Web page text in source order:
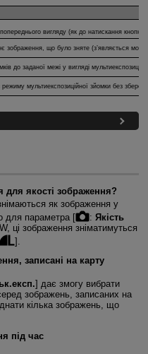
вигляду (як до натискання кнопки
зображення, що було зняте (з’являється
до заданої межі у вигляді
мультиекспозиційної зйомки без
для якості зображення?
як зображення у
для параметра [ : Якість
ці зображення зніматимуться
].
записані на карту
] дає змогу вибрати
зображень, записаних на
кілька зображень, що
під час